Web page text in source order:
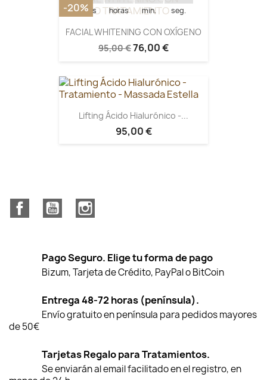
días horas min. seg.
FACIAL WHITENING CON OXÍGENO
95,00 €76,00 €
-20%
Lifting Ácido Hialurónico -...
95,00 €
FacebookYouTube
Pago Seguro. Elige tu forma de pago
Bizum, Tarjeta de Crédito, PayPal o BitCoin
Entrega 48-72 horas (península).
Envío gratuito en península para pedidos mayores
de 50€
Tarjetas Regalo para Tratamientos.
Se enviarán al email facilitado en el registro, en